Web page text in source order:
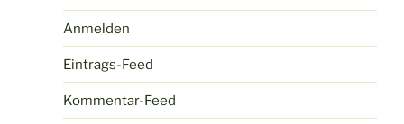
Anmelden
Eintrags-Feed
Kommentar-Feed